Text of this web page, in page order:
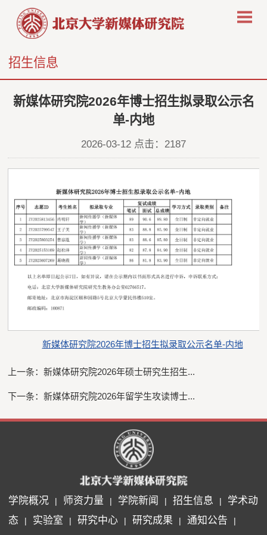
招生信息
新媒体研究院2026年博士招生拟录取公示名
单-内地
2026-03-12 点击： 2187
新媒体研究院2026年博士招生拟录取公示名单-内地
上一条：新媒体研究院2026年硕士研究生招生...
下一条：新媒体研究院2026年留学生攻读博士...
学院概况 | 师资力量 | 学院新闻 | 招生信息 |
学术动
态
| 实验室 | 研究中心 | 研究成果 | 通知公告 |